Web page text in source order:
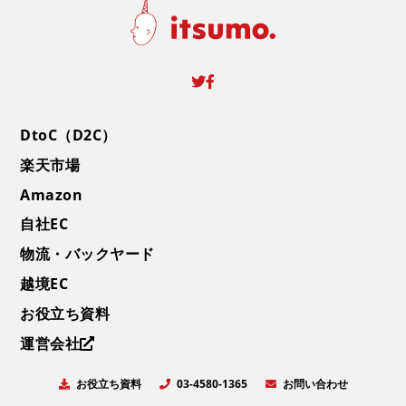
DtoC（D2C）
楽天市場
Amazon
自社EC
物流・バックヤード
越境EC
お役立ち資料
運営会社
お役立ち資料 03-4580-1365 お問い合わせ